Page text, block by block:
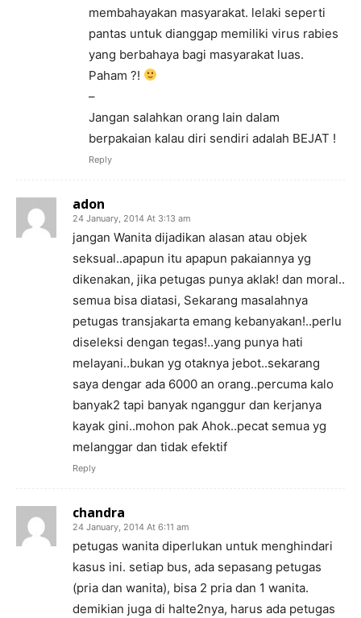
membahayakan masyarakat. lelaki seperti
pantas untuk dianggap memiliki virus rabies
yang berbahaya bagi masyarakat luas.
Paham ?!
–
Jangan salahkan orang lain dalam
berpakaian kalau diri sendiri adalah BEJAT !
Reply
adon
24 January, 2014 At 3:13 am
jangan Wanita dijadikan alasan atau objek
seksual..apapun itu apapun pakaiannya yg
dikenakan, jika petugas punya aklak! dan moral..
semua bisa diatasi, Sekarang masalahnya
petugas transjakarta emang kebanyakan!..perlu
diseleksi dengan tegas!..yang punya hati
melayani..bukan yg otaknya jebot..sekarang
saya dengar ada 6000 an orang..percuma kalo
banyak2 tapi banyak nganggur dan kerjanya
kayak gini..mohon pak Ahok..pecat semua yg
melanggar dan tidak efektif
Reply
chandra
24 January, 2014 At 6:11 am
petugas wanita diperlukan untuk menghindari
kasus ini. setiap bus, ada sepasang petugas
(pria dan wanita), bisa 2 pria dan 1 wanita.
demikian juga di halte2nya, harus ada petugas